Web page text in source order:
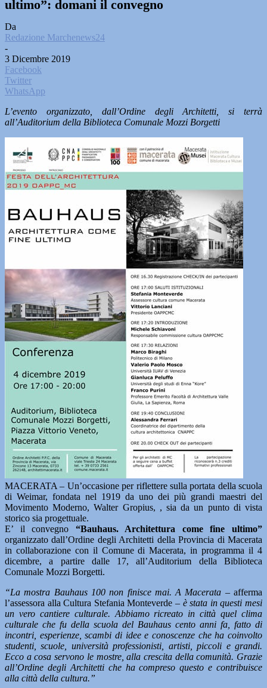
ultimo”: domani il convegno
Da
Redazione Marchenews24
-
3 Dicembre 2019
Facebook
Twitter
WhatsApp
L’evento organizzato, dall’Ordine degli Architetti, si terrà
all’Auditorium della Biblioteca Comunale Mozzi Borgetti
MACERATA – Un’occasione per riflettere sulla portata della scuola
di Weimar, fondata nel 1919 da uno dei più grandi maestri del
Movimento Moderno, Walter Gropius, , sia da un punto di vista
storico sia progettuale.
E’ il convegno “Bauhaus. Architettura come fine ultimo”
organizzato dall’Ordine degli Architetti della Provincia di Macerata
in collaborazione con il Comune di Macerata, in programma il 4
dicembre, a partire dalle 17, all’Auditorium della Biblioteca
Comunale Mozzi Borgetti.
“La mostra Bauhaus 100 non finisce mai. A Macerata – afferma
l’assessora alla Cultura Stefania Monteverde – è stata in questi mesi
un vero cantiere culturale. Abbiamo ricreato in città quel clima
culturale che fu della scuola del Bauhaus cento anni fa, fatto di
incontri, esperienze, scambi di idee e conoscenze che ha coinvolto
studenti, scuole, università professionisti, artisti, piccoli e grandi.
Ecco a cosa servono le mostre, alla crescita della comunità. Grazie
all’Ordine degli Architetti che ha compreso questo e contribuisce
alla città della cultura.”